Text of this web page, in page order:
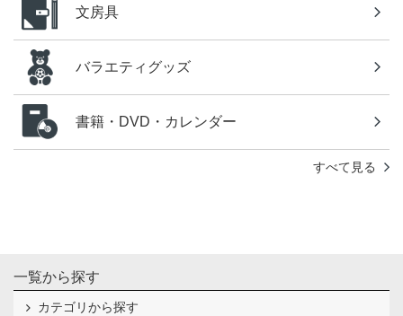
文房具
バラエティグッズ
書籍・DVD・カレンダー
すべて見る
一覧から探す
カテゴリから探す